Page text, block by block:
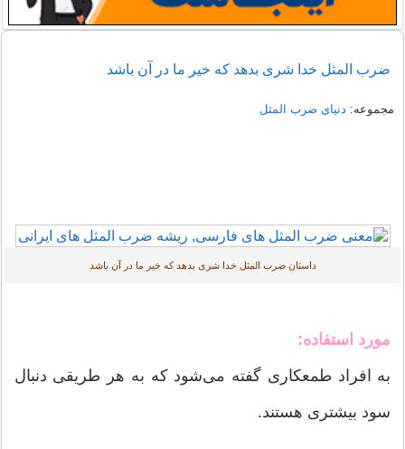
ضرب المثل خدا شری بدهد كه خیر ما در آن باشد
مجموعه: دنیای ضرب المثل
داستان ضرب المثل خدا شری بدهد كه خیر ما در آن باشد
مورد استفاده:
به افراد طمعكاری گفته می‌شود كه به هر طریقی دنبال
سود بیشتری هستند.